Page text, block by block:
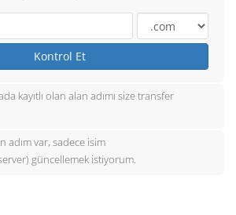
Kontrol Et
kayıtlı olan alan adımı size transfer
adım var, sadece isim
güncellemek istiyorum.